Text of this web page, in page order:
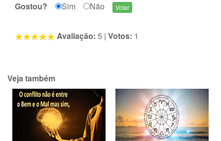
Gostou? Sim Não
Avaliação: 5 | Votos: 1
Veja também